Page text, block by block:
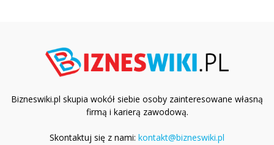
Bizneswiki.pl skupia wokół siebie osoby zainteresowane własną
firmą i karierą zawodową.
Skontaktuj się z nami: kontakt@bizneswiki.pl